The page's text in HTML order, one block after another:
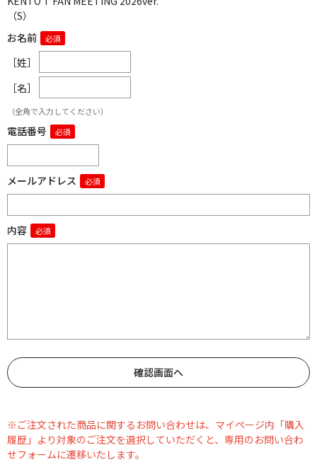
（S）
お名前
［姓］
［名］
（全角で入力してください）
電話番号
メールアドレス
内容
※ご注文された商品に関するお問い合わせは、マイページ内「購入
履歴」より対象のご注文を選択していただくと、専用のお問い合わ
せフォームに遷移いたします。